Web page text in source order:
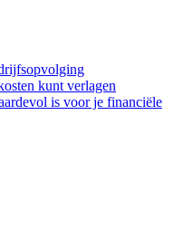
kunt verlagen
is voor je financiële